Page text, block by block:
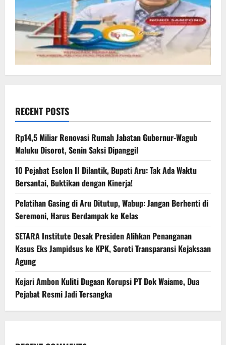
RECENT POSTS
Rp14,5 Miliar Renovasi Rumah Jabatan Gubernur-Wagub
Maluku Disorot, Senin Saksi Dipanggil
10 Pejabat Eselon II Dilantik, Bupati Aru: Tak Ada Waktu
Bersantai, Buktikan dengan Kinerja!
Pelatihan Gasing di Aru Ditutup, Wabup: Jangan Berhenti di
Seremoni, Harus Berdampak ke Kelas
SETARA Institute Desak Presiden Alihkan Penanganan
Kasus Eks Jampidsus ke KPK, Soroti Transparansi Kejaksaan
Agung
Kejari Ambon Kuliti Dugaan Korupsi PT Dok Waiame, Dua
Pejabat Resmi Jadi Tersangka